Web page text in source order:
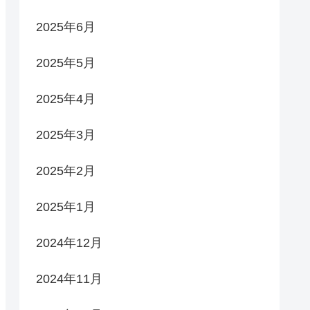
2025年6月
2025年5月
2025年4月
2025年3月
2025年2月
2025年1月
2024年12月
2024年11月